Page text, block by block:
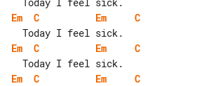
Em
C Em
C
Em
C Em
C
Em
C Em
C